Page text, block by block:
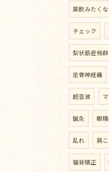
薬飲みたく
チェック
梨状筋症候群
坐骨神経痛
超音波
鍼灸 眼
乱れ 肩こ
猫背矯正